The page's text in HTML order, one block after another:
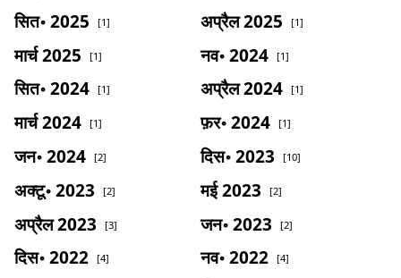
सित॰ 2025 [1] अप्रैल 2025 [1]
मार्च 2025 [1] नव॰ 2024 [1]
सित॰ 2024 [1] अप्रैल 2024 [1]
मार्च 2024 [1] फ़र॰ 2024 [1]
जन॰ 2024 [2] दिस॰ 2023 [10]
अक्टू॰ 2023 [2] मई 2023 [2]
अप्रैल 2023 [3] जन॰ 2023 [2]
दिस॰ 2022 [4] नव॰ 2022 [4]